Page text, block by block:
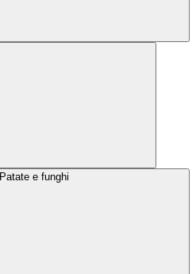
Patate e funghi